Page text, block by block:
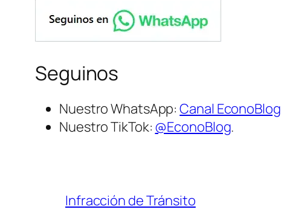
Seguinos
Nuestro WhatsApp:Canal EconoBlog
Nuestro TikTok: @EconoBlog.
Infracción de Tránsito